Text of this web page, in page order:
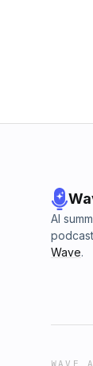
AI
Wave.
WAVE